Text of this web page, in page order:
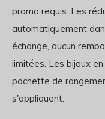
promo requis. Les
automatiquement
échange, aucun
limitées. Les bijoux
pochette de
s'appliquent.